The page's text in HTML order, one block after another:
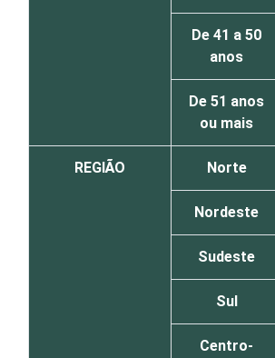
De 41 a 50
anos
De 51 anos
ou mais
REGIÃO Norte
Nordeste
Sudeste
Sul
Centro-